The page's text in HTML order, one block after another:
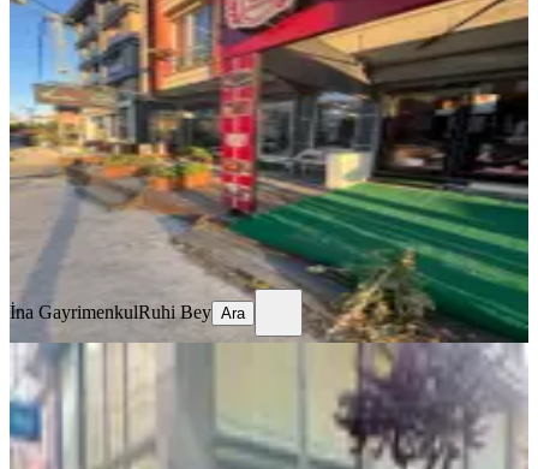
Dükkan
İstanbul, Beylikdüzü
2 Oda·110 m²· Düz Giriş (Zemin) ·11.07.2026
57.000 ₺
İna Gayrimenkul Ruhi Bey
Ara
İna GayrimenkulRuhi Bey Ara
ÖNE ÇIKAN
Caddeye Yakın Çift Cepeli Kiralık
İstanbul, Şişli